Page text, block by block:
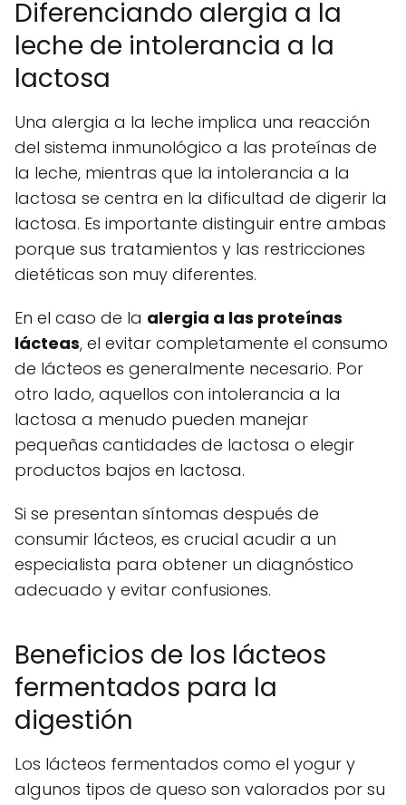
Diferenciando alergia a la
leche de intolerancia a la
lactosa
Una alergia a la leche implica una reacción
del sistema inmunológico a las proteínas de
la leche, mientras que la intolerancia a la
lactosa se centra en la dificultad de digerir la
lactosa. Es importante distinguir entre ambas
porque sus tratamientos y las restricciones
dietéticas son muy diferentes.
En el caso de la alergia a las proteínas
lácteas, el evitar completamente el consumo
de lácteos es generalmente necesario. Por
otro lado, aquellos con intolerancia a la
lactosa a menudo pueden manejar
pequeñas cantidades de lactosa o elegir
productos bajos en lactosa.
Si se presentan síntomas después de
consumir lácteos, es crucial acudir a un
especialista para obtener un diagnóstico
adecuado y evitar confusiones.
Beneficios de los lácteos
fermentados para la
digestión
Los lácteos fermentados como el yogur y
algunos tipos de queso son valorados por su